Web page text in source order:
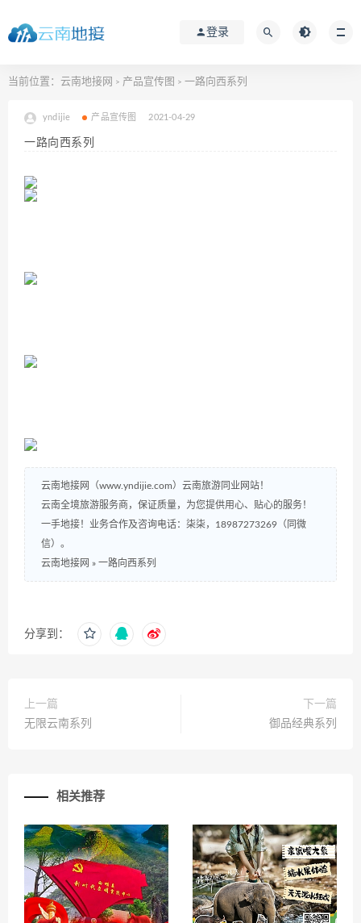
登录
当前位置： 云南地接网 > 产品宣传图 > 一路向西系列
yndijie 产品宣传图 2021-04-29
一路向西系列
云南地接网（www.yndijie.com）云南旅游同业网站！
云南全境旅游服务商，保证质量，为您提供用心、贴心的服务！
一手地接！业务合作及咨询电话：柒柒，18987273269（同微
信）。
云南地接网 » 一路向西系列
分享到：
上一篇
无限云南系列
下一篇
御品经典系列
相关推荐